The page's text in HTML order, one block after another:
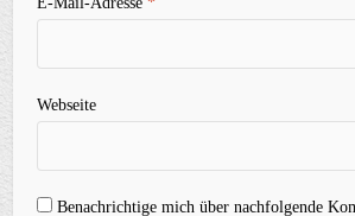
Webseite
Benachrichtige mich über nachfolgende